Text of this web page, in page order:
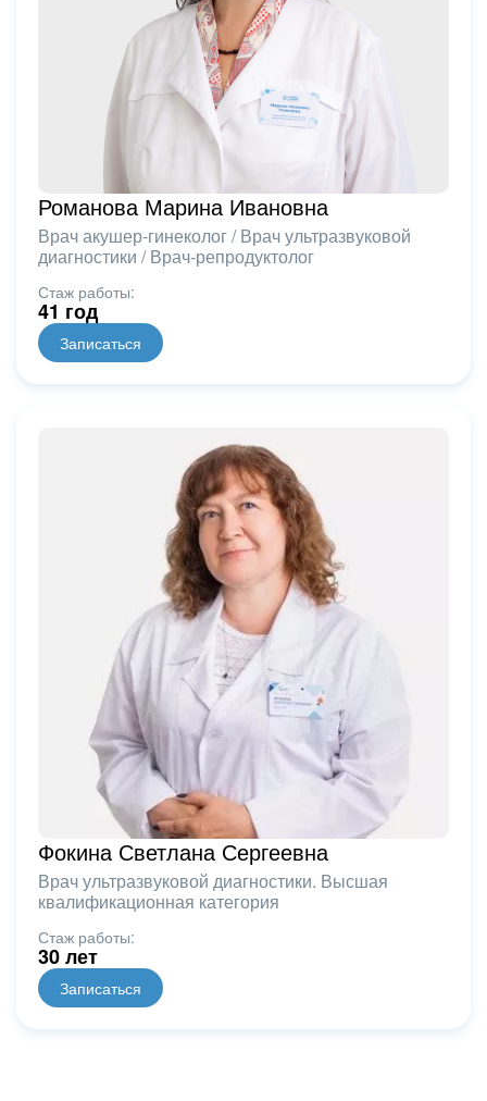
Романова Марина Ивановна
Врач акушер-гинеколог / Врач ультразвуковой
диагностики / Врач-репродуктолог
Стаж работы:
41 год
Записаться
Фокина Светлана Сергеевна
Врач ультразвуковой диагностики. Высшая
квалификационная категория
Стаж работы:
30 лет
Записаться